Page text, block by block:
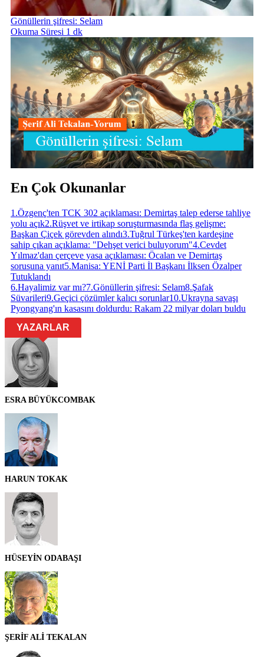
Gönüllerin şifresi: Selam
Okuma Süresi 1 dk
En Çok Okunanlar
1 .Özgenç'ten TCK 302 açıklaması: Demirtaş talep ederse tahliye
yolu açık2.Rüşvet ve irtikap soruşturmasında flaş gelişme:
Başkan Çiçek görevden alındı3.Tuğrul Türkeş'ten kardeşine
sahip çıkan açıklama: "Dehşet verici buluyorum"4.Cevdet
Yılmaz'dan çerçeve yasa açıklaması: Öcalan ve Demirtaş
sorusuna yanıt5.Manisa: YENİ Parti İl Başkanı İlksen Özalper
Tutuklandı
6.Hayalimiz var mı?7.Gönüllerin şifresi: Selam8.Şafak
Süvarileri9.Geçici çözümler kalıcı sorunlar10.Ukrayna savaşı
Pyongyang'ın kasasını doldurdu: Rakam 22 milyar doları buldu
YAZARLAR
ESRA BÜYÜKCOMBAK
HARUN TOKAK
HÜSEYİN ODABAŞI
ŞERİF ALİ TEKALAN